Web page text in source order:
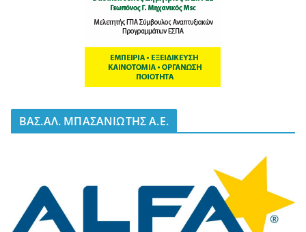
BΑΣ.ΑΛ. ΜΠΑΣΑΝΙΩΤΗΣ Α.Ε.